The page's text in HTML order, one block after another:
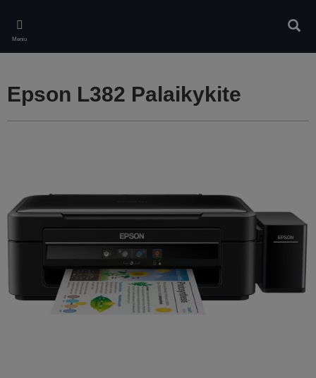
main
content
Meniu
Epson L382 Palaikykite